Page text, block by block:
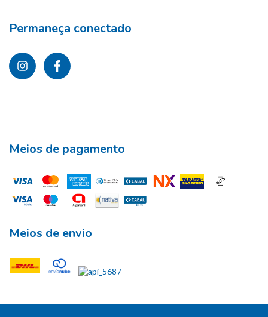
Permaneça conectado
Meios de pagamento
Meios de envio